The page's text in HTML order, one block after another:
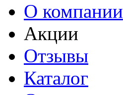
О компании
Акции
Отзывы
Каталог